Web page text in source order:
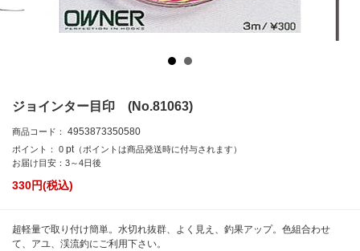
ジョインター目印 (No.81063)
商品コード： 4953873350580
ポイント： 0 pt （ポイントは商品発送時に付与されます）
お届け目安：3～4日後
330円(税込)
超軽量で取り付け簡単。水切れ抜群、よく見え、釣果アップ。色組合わせ
て、アユ、渓流釣にご利用下さい。